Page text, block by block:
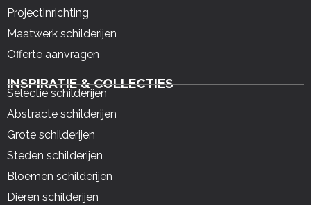
Projectinrichting
Maatwerk schilderijen
Offerte aanvragen
INSPIRATIE & COLLECTIES
Selectie schilderijen
Abstracte schilderijen
Grote schilderijen
Steden schilderijen
Bloemen schilderijen
Dieren schilderijen